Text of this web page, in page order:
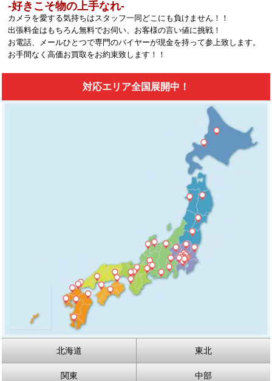
‐好きこそ物の上手なれ‐
カメラを愛する気持ちはスタッフ一同どこにも負けません！！
出張料金はもちろん無料でお伺い、お客様の言い値に挑戦！
お電話、メールひとつで専門のバイヤーが現金を持って参上致します。
お手間なく高価お買取をお約束致します！！
対応エリア全国展開中！
北海道 東北
関東 中部